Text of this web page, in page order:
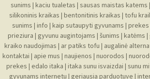
sunims | kaciu tualetas | sausas maistas katems |
silikoninis kraikas | bentonitinis kraikas | tofu
sunims | info | kaip sutaupyti gyvunams | prekes
prieziura | gyvunu augintojams | šunims | katėms |
kraiko naudojimas | ar patiks tofu | augalinė
kontaktai | apie mus | naujienos | nuorodos |
prekes | edalo itaka | itaka sunu isvaizdai | sunu
gyvunams internetu | geriausia parduotuve |